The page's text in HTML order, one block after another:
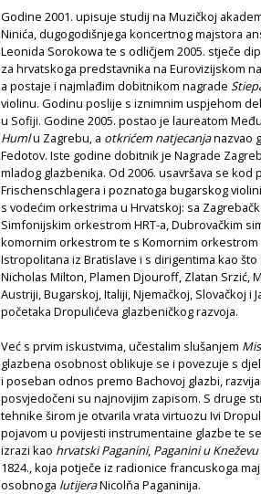
Godine 2001. upisuje studij na Muzičkoj
Ninića, dugogodišnjega koncertnog majstora
Leonida Sorokowa te s odličjem 2005. stječe
za hrvatskoga predstavnika na Eurovizijskom
a postaje i najmlađim dobitnikom nagrade
violinu. Godinu poslije s iznimnim uspjehom
u Sofiji. Godine 2005. postao je laureatom
Humlu Zagrebu, a otkrićem natjecanjanazvao
Fedotov. Iste godine dobitnik je Nagrade
mladog glazbenika. Od 2006. usavršava se
Frischenschlagera i poznatoga bugarskog
s vodećim orkestrima u Hrvatskoj: sa
Simfonijskim orkestrom HRT-a, Dubrovačkim
komornim orkestrom te s Komornim
Istropolitana iz Bratislave i s dirigentima kao
Nicholas Milton, Plamen Djouroff, Zlatan Srzić,
Austriji, Bugarskoj, Italiji, Njemačkoj, Slovačkoj
početaka Dropulićeva glazbeničkog razvoja.
Već s prvim iskustvima, učestalim slušanjem
glazbena osobnost oblikuje se i povezuje s
i poseban odnos premo Bachovoj glazbi,
posvjedočeni su najnovijim zapisom. S druge
tehnike širom je otvarila vrata virtuozu Ivi
pojavom u povijesti instrumentaine glazbe te
izrazi kao hrvatski Paganini, Paganini u
1824., koja potječe iz radionice francuskoga
osobnoga lutijeraNicolňa Paganinija.